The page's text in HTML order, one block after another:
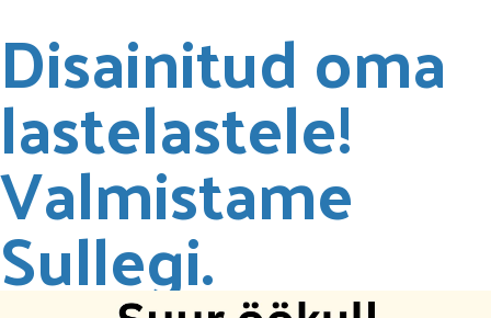
Disainitud oma
lastelastele!
Valmistame
Sullegi.